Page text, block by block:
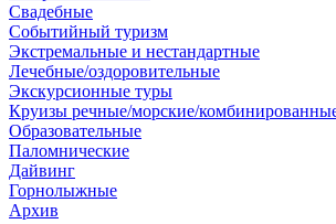
Свадебные
Событийный туризм
Экстремальные и нестандартные
Лечебные/оздоровительные
Экскурсионные туры
Круизы речные/морские/
Образовательные
Паломнические
Дайвинг
Горнолыжные
Архив